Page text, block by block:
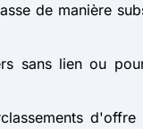
de manière
sans lien ou